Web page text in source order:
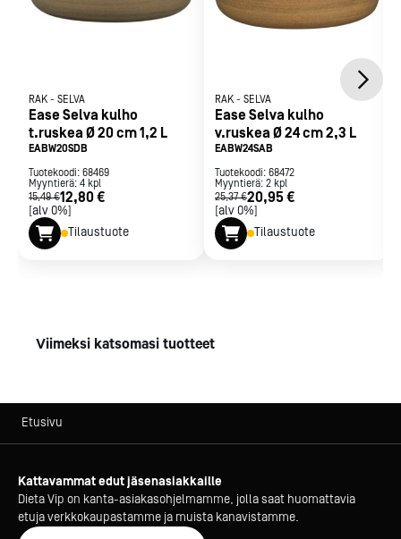
RAK - SELVA
Ease Selva kulho
t.ruskea Ø 20 cm 1,2 L
EABW20SDB
Tuotekoodi: 68469
Myyntierä: 4 kpl
15,49 €12,80 €
[alv 0%]
Tilaustuote
RAK - SELVA
Ease Selva kulho
v.ruskea Ø 24 cm 2,3 L
EABW24SAB
Tuotekoodi: 68472
Myyntierä: 2 kpl
25,37 €20,95 €
[alv 0%]
Tilaustuote
Viimeksi katsomasi tuotteet
Etusivu
Kattavammat edut jäsenasiakkaille
Dieta Vip on kanta-asiakasohjelmamme, jolla saat huomattavia
etuja verkkokaupastamme ja muista kanavistamme.